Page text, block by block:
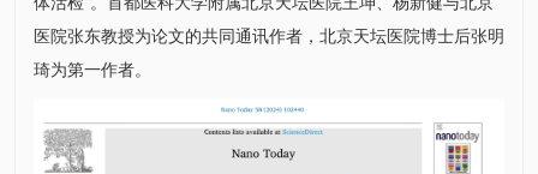
医院张东教授为论文的共同通讯作者，北京天坛医院博士后张明
琦为第一作者。